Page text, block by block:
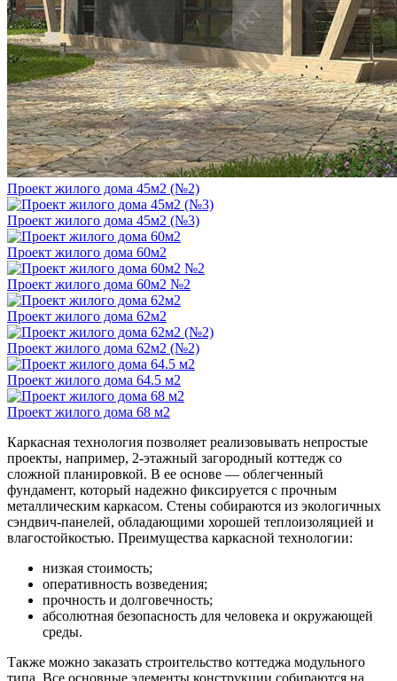
Проект жилого дома 45м2 (№2)
Проект жилого дома 45м2 (№3)
Проект жилого дома 60м2
Проект жилого дома 60м2 №2
Проект жилого дома 62м2
Проект жилого дома 62м2 (№2)
Проект жилого дома 64.5 м2
Проект жилого дома 68 м2
Каркасная технология позволяет реализовывать непростые
проекты, например, 2-этажный загородный коттедж со
сложной планировкой. В ее основе — облегченный
фундамент, который надежно фиксируется с прочным
металлическим каркасом. Стены собираются из экологичных
сэндвич-панелей, обладающими хорошей теплоизоляцией и
влагостойкостью. Преимущества каркасной технологии:
низкая стоимость;
оперативность возведения;
прочность и долговечность;
абсолютная безопасность для человека и окружающей
среды.
Также можно заказать строительство коттеджа модульного
типа. Все основные элементы конструкции собираются на